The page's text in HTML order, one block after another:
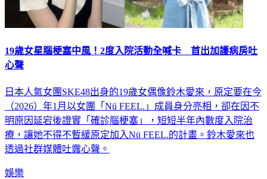
19歲女星腦梗塞中風！2度入院活動全喊卡 首出加護病房吐
心聲
日本人氣女團SKE48出身的19歲女偶像鈴木愛來，原定要在今
（2026）年1月以女團「Nü FEEL.」成員身分亮相，卻在因不
明原因延宕後證實「確診腦梗塞」，短短半年內數度入院治
療，讓她不得不暫緩原定加入Nü FEEL.的計畫。鈴木愛來也
透過社群媒體吐露心聲。
娛樂